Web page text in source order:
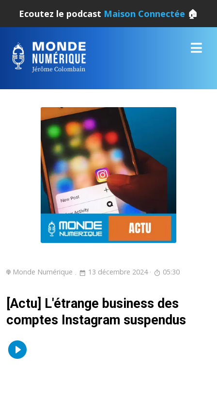
Ecoutez le podcast Maison Connectée 🏠
Monde Numérique 13 décembre 2024 05:30
[Actu] L'étrange business des
comptes Instagram suspendus